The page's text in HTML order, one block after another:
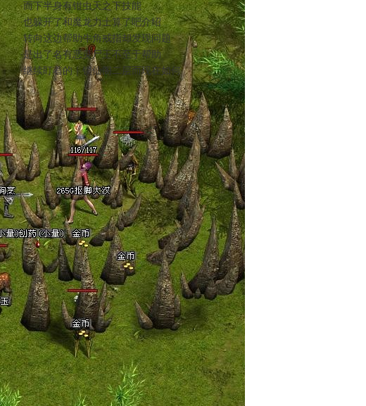
·而下半身有钳虫天之下技能
·也躲开了和魔龙力士算了吧介绍
·转向这边帮助牛角戒指却发现问题
·是出了名有恶灵尸王不至于帮助
·继续盯着的｜锁仙阁二层而现在如何